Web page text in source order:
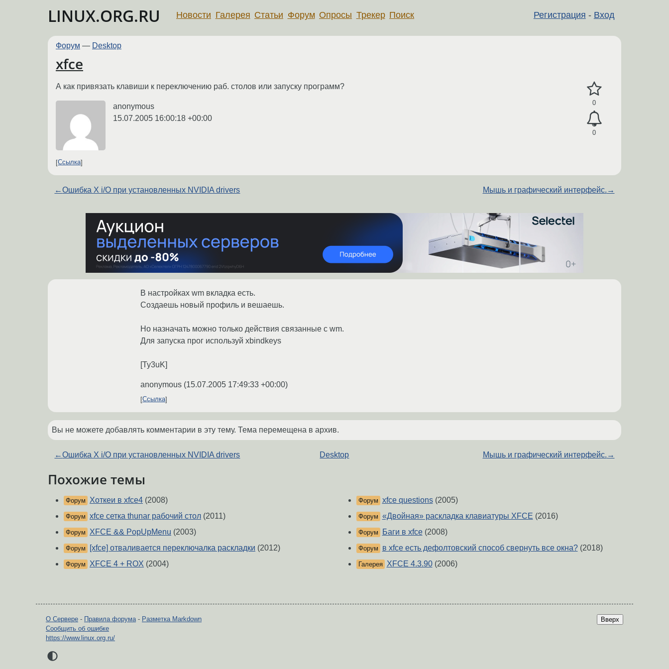
LINUX.ORG.RU Регистрация - Вход
Новости Галерея Статьи Форум Опросы Трекер Поиск
Форум — Desktop
xfce
0
0
А как привязать клавиши к переключению раб. столов или запуску программ?
anonymous
15.07.2005 16:00:18 +00:00
Ссылка
←Ошибка X i/O при установленных NVIDIA drivers Мышь и графический интерфейс. →
В настройках wm вкладка есть.
Создаешь новый профиль и вешаешь.
Но назначать можно только действия связанные с wm.
Для запуска прог используй xbindkeys
[Ty3uK]
anonymous (15.07.2005 17:49:33 +00:00)
Ссылка
Вы не можете добавлять комментарии в эту тему. Тема перемещена в архив.
←Ошибка X i/O при установленных NVIDIA drivers Desktop Мышь и графический интерфейс. →
Похожие темы
Форум Хоткеи в xfce4 (2008)
Форум xfce сетка thunar рабочий стол (2011)
Форум XFCE && PopUpMenu (2003)
Форум [xfce] отваливается переключалка раскладки (2012)
Форум XFCE 4 + ROX (2004)
Форум xfce questions(2005)
Форум «Двойная» раскладка клавиатуры XFCE (2016)
Форум Баги в xfce(2008)
Форум в xfce есть дефолтовский способ свернуть все окна?(2018)
Галерея XFCE 4.3.90(2006)
Вверх
О Сервере - Правила форума- Разметка Markdown
Сообщить об ошибке
https://www.linux.org.ru/